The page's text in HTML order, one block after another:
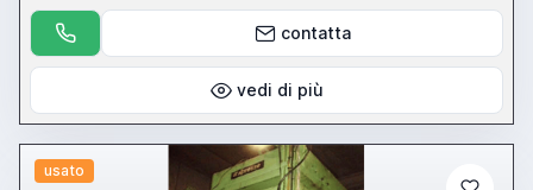
contatta
vedi di più
usato